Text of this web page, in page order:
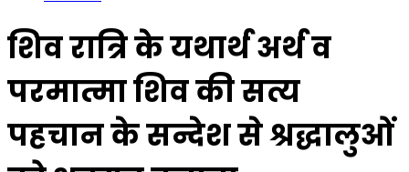
शिव रात्रि के यथार्थ अर्थ व
परमात्मा शिव की सत्य
पहचान के सन्देश से श्रद्धालुओं